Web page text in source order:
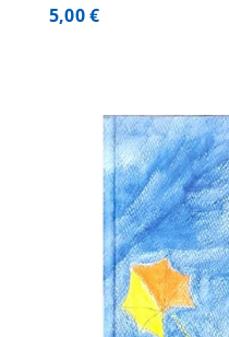
5,00€